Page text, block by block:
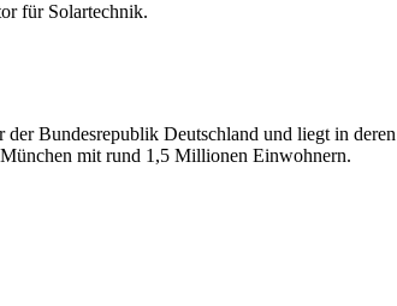
für Solartechnik.
Bundesrepublik Deutschland und liegt in
mit rund 1,5 Millionen Einwohnern.